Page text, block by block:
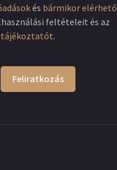
és bármikor elérhető
feltételeit és az
tájékoztatót.
Feliratkozás